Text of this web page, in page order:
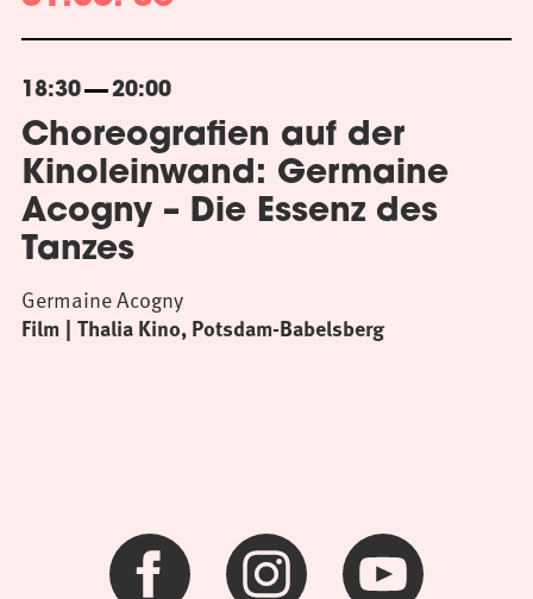
18:30 20:00
Choreografien auf der
Kinoleinwand: Germaine
Acogny – Die Essenz des
Tanzes
Film Thalia Kino, Potsdam-Babelsberg
Germaine Acogny